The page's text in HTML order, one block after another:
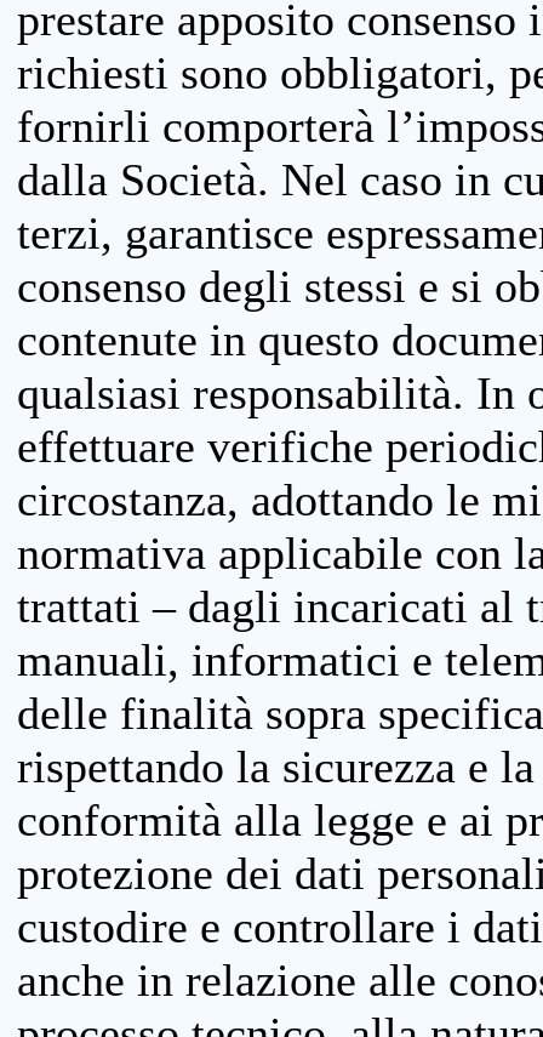
prestare apposito
richiesti sono obbligatori,
fornirli comporterà
dalla Società. Nel caso in
terzi, garantisce
consenso degli stessi e si
contenute in questo
qualsiasi responsabilità. In
effettuare verifiche
circostanza, adottando le
normativa applicabile con
trattati – dagli incaricati al
manuali, informatici e
delle finalità sopra
rispettando la sicurezza e
conformità alla legge e ai
protezione dei dati
custodire e controllare i
anche in relazione alle